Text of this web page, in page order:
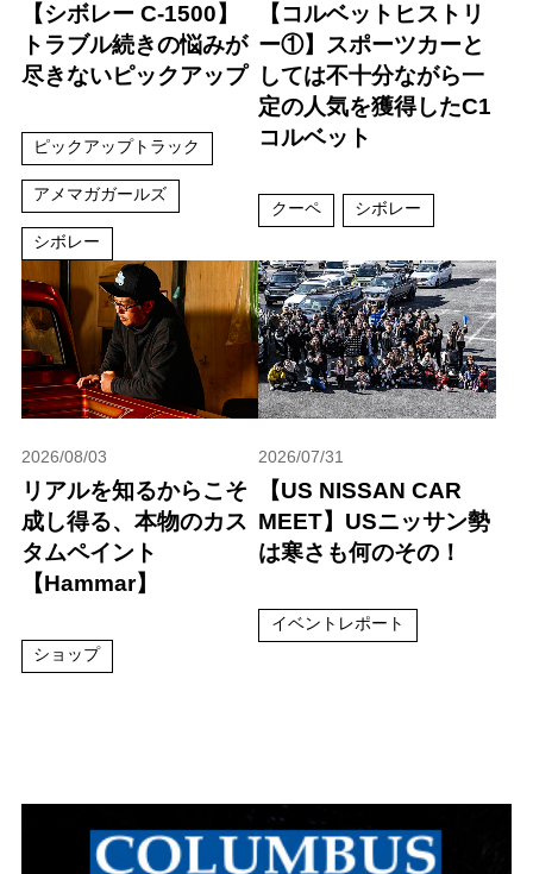
【シボレー C-1500】
トラブル続きの悩みが
尽きないピックアップ
ピックアップトラック
アメマガガールズ
シボレー
【コルベットヒストリ
ー①】スポーツカーと
しては不十分ながら一
定の人気を獲得したC1
コルベット
クーペ シボレー
2026/08/03
リアルを知るからこそ
成し得る、本物のカス
タムペイント
【Hammar】
ショップ
2026/07/31
【US NISSAN CAR
MEET】USニッサン勢
は寒さも何のその！
イベントレポート